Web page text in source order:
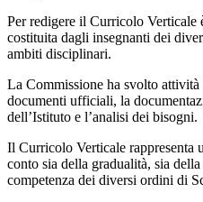
Per redigere il Curricolo Verticale
costituita dagli insegnanti dei
ambiti disciplinari.
La Commissione ha svolto
documenti ufficiali, la
dell’Istituto e l’analisi dei bisogni.
Il Curricolo Verticale rappresenta
conto sia della gradualità, sia
competenza dei diversi ordini di